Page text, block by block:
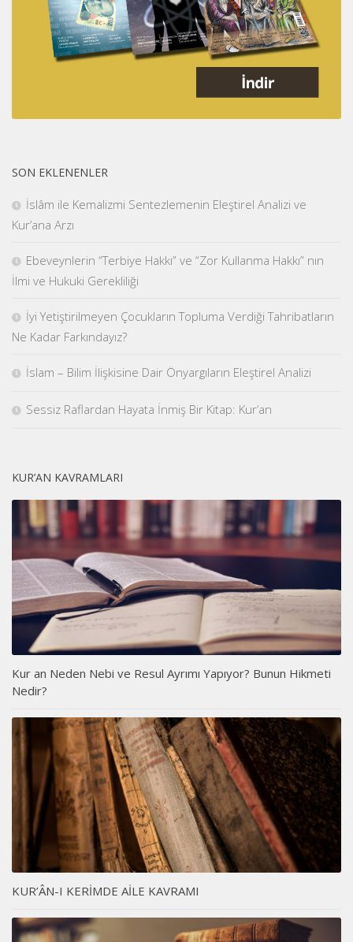
SON EKLENENLER
İslâm ile Kemalizmi Sentezlemenin Eleştirel Analizi ve
Kur’ana Arzı
Ebeveynlerin “Terbiye Hakkı” ve “Zor Kullanma Hakkı” nın
İlmi ve Hukuki Gerekliliği
İyi Yetiştirilmeyen Çocukların Topluma Verdiği Tahribatların
Ne Kadar Farkındayız?
İslam – Bilim İlişkisine Dair Önyargıların Eleştirel Analizi
Sessiz Raflardan Hayata İnmiş Bir Kitap: Kur’an
KUR’AN KAVRAMLARI
Kur an Neden Nebi ve Resul Ayrımı Yapıyor? Bunun Hikmeti
Nedir?
KUR’ÂN-I KERİMDE AİLE KAVRAMI